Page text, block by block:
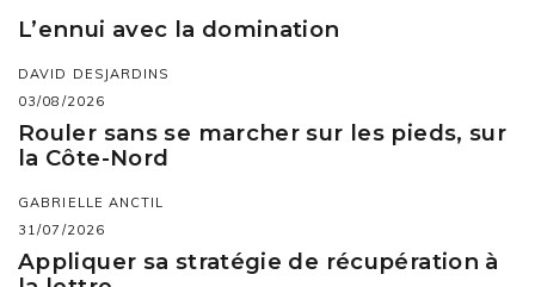
L’ennui avec la domination
DAVID DESJARDINS
03/08/2026
Rouler sans se marcher sur les pieds, sur
la Côte-Nord
GABRIELLE ANCTIL
31/07/2026
Appliquer sa stratégie de récupération à